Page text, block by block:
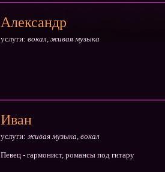
Александр
услуги: вокал, живая музыка
Иван
услуги: живая музыка, вокал
Певец - гармонист, романсы под гитару